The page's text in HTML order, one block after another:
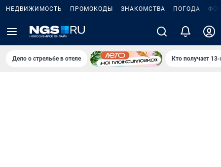
НЕДВИЖИМОСТЬ ПРОМОКОДЫ ЗНАКОМСТВА ПОГОДА
Дело о стрельбе в отеле Кто получает